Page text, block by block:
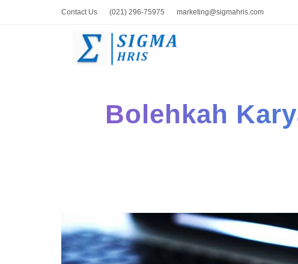
Contact Us (021) 296-75975 marketing@sigmahris.com
Bolehkah